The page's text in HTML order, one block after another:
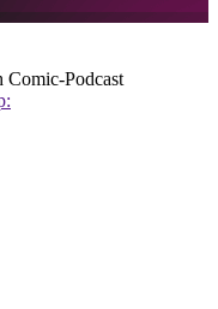
Podcast